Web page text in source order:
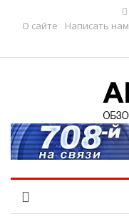
О сайте
Написать нам